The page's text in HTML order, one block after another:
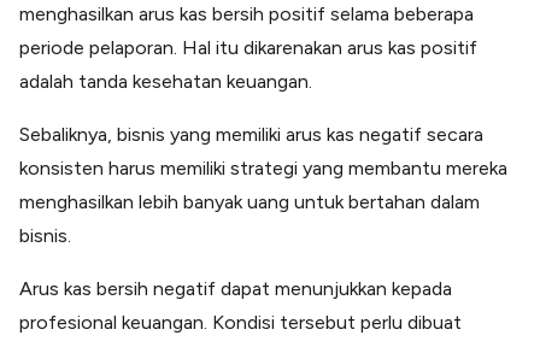
menghasilkan arus kas bersih positif selama beberapa
periode pelaporan. Hal itu dikarenakan arus kas positif
adalah tanda kesehatan keuangan.
Sebaliknya, bisnis yang memiliki arus kas negatif secara
konsisten harus memiliki strategi yang membantu mereka
menghasilkan lebih banyak uang untuk bertahan dalam
bisnis.
Arus kas bersih negatif dapat menunjukkan kepada
profesional keuangan. Kondisi tersebut perlu dibuat